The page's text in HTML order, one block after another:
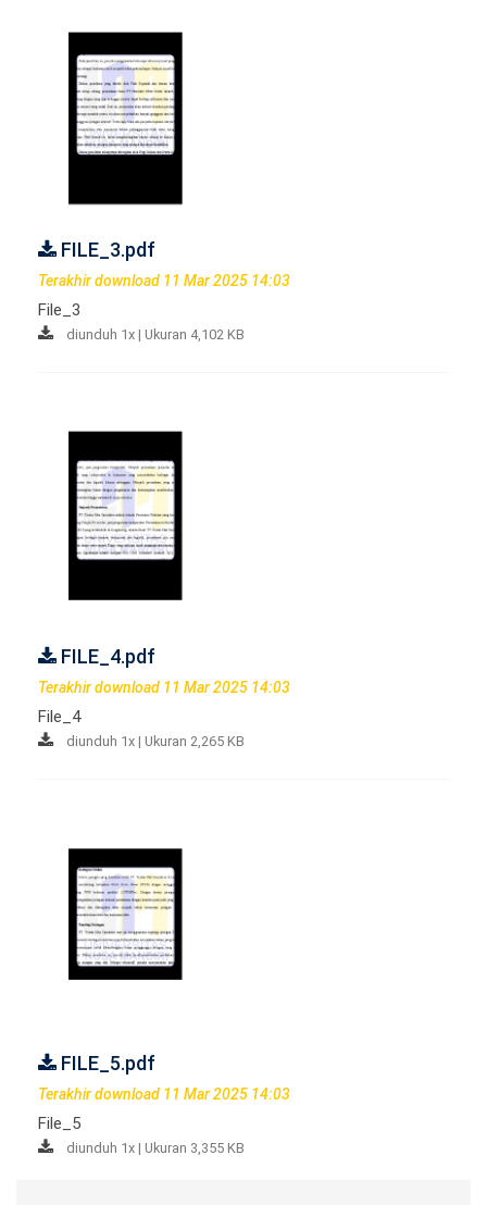
FILE_3.pdf
Terakhir download 11 Mar 2025 14:03
File_3
diunduh 1x | Ukuran 4,102 KB
FILE_4.pdf
Terakhir download 11 Mar 2025 14:03
File_4
diunduh 1x | Ukuran 2,265 KB
FILE_5.pdf
Terakhir download 11 Mar 2025 14:03
File_5
diunduh 1x | Ukuran 3,355 KB